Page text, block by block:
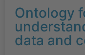
Ontology
data and